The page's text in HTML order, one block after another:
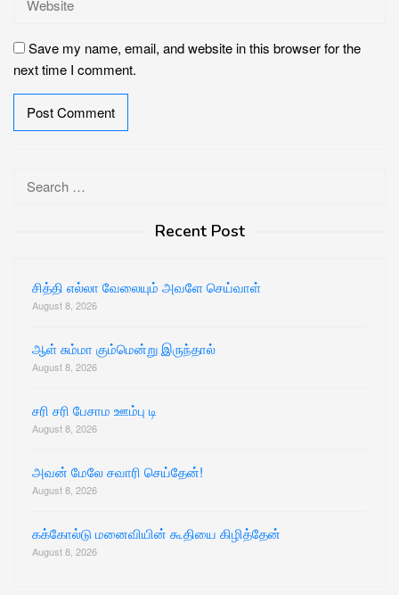
Save my name, email, and website in this browser for the
next time I comment.
for:
Recent Post
சித்தி எல்லா வேலையும் அவளே செய்வாள்
August 8, 2026
ஆள் சும்மா கும்மென்று இருந்தால்
August 8, 2026
சரி சரி பேசாம ஊம்பு டி
August 8, 2026
அவன் மேலே சவாரி செய்தேன்!
August 8, 2026
கக்கோல்டு மனைவியின் கூதியை கிழித்தேன்
August 8, 2026